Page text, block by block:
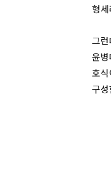
형
그
윤
호
구